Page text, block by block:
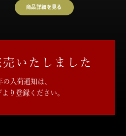
商品詳細を見る
いたしました
の入荷通知は、
り登録ください。